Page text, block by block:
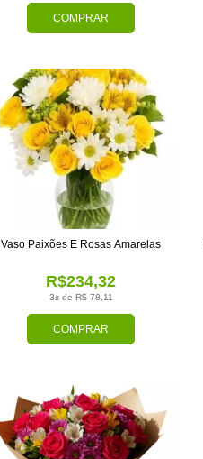
COMPRAR
COMPRAR
3x de R$ 78,11
R$234,32
Vaso Paixões E Rosas Amarelas